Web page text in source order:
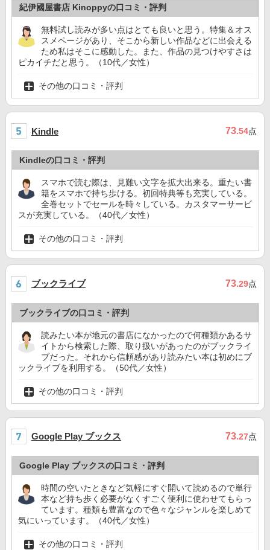
紀伊國屋書店 Kinoppyの口コミ・評判
無料試し読みが多い点はとても良いと思う。特集＆オス
スメページがあり、そこから新しい作品などに出会える
ため私はそこに感動した。また、作品の見つけやすさは
ピカイチだと思う。（10代／女性）
その他の口コミ・評判
Kindle 73.54点
Kindleの口コミ・評判
スマホで読む際は、見難い文字を拡大出来る。重たい書
籍をスマホで持ち歩ける。初回特典等も充実している。
全巻セットでセールを時々している。カスタマーサービ
スが充実している。（40代／女性）
その他の口コミ・評判
ブックライブ 73.29点
ブックライブの口コミ・評判
読みたい本が地元の書店になかったので何種類かあるサ
イトから検索した際、取り扱いがあったのがブックライ
ブだった。それから信頼感があり読みたい本は初めにブ
ックライブを利用する。（50代／女性）
その他の口コミ・評判
Google Play ブックス 73.27点
Google Play ブックスの口コミ・評判
時間の空いたときなど気軽にすぐ開いて読めるので単行
本など持ち歩く必要がなくすごく便利に使わせてもらっ
ています。種類も豊富なので色々なジャンルを楽しめて
気にいっています。（40代／女性）
その他の口コミ・評判